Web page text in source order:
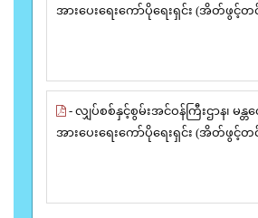
အားပေးရေးကော်ပိုရေးရှင်း (အိတ်ဖွင့်တင်
- လျှပ်စစ်နှင့်စွမ်းအင်ဝန်ကြီးဌာန၊ မန္
အားပေးရေးကော်ပိုရေးရှင်း (အိတ်ဖွင့်တင်